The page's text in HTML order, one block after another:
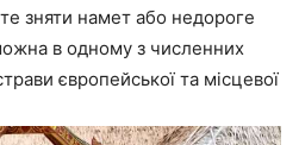
зняти намет або недороге
в одному з численних
європейської та місцевої